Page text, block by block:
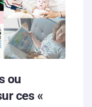
ou
ces «